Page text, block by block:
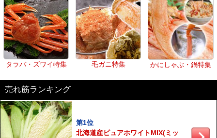
タラバ・ズワイ特集 毛ガニ特集 かにしゃぶ・鍋特集
売れ筋ランキング
第1位
北海道産ピュアホワイトMIX(ミッ